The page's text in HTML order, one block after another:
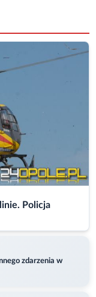
Policja
zdarzenia w